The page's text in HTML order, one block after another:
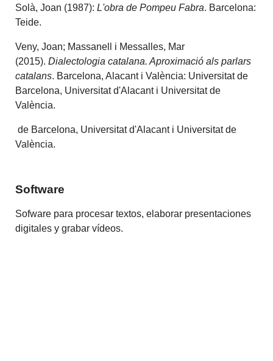
Solà, Joan (1987):L'obra de Pompeu Fabra. Barcelona:
Teide.
Veny, Joan; Massanell i Messalles, Mar
(2015).Dialectologia catalana. Aproximació als parlars
catalans. Barcelona, Alacant i València: Universitat de
Barcelona, Universitat d'Alacant i Universitat de
València.
de Barcelona, Universitat d'Alacant i Universitat de
València.
Software
Sofware para procesar textos, elaborar presentaciones
digitales y grabar vídeos.